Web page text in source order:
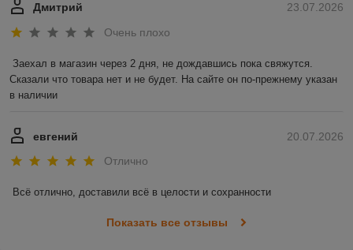
23.07.2026
Дмитрий
Очень плохо
Заехал в магазин через 2 дня, не дождавшись пока свяжутся.
Сказали что товара нет и не будет. На сайте он по-прежнему указан
в наличии
20.07.2026
евгений
Отлично
Всё отлично, доставили всё в целости и сохранности
Показать все отзывы